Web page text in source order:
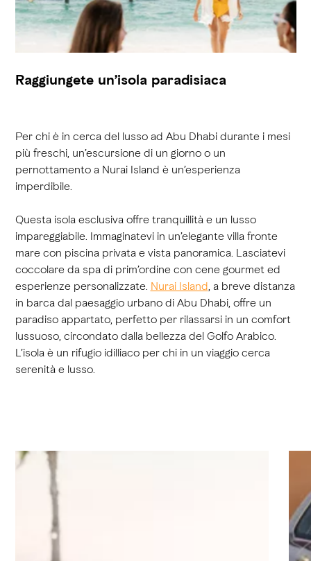
Raggiungete un’isola paradisiaca
Per chi è in cerca del lusso ad Abu Dhabi durante i mesi
più freschi, un’escursione di un giorno o un
pernottamento a Nurai Island è un’esperienza
imperdibile.
Questa isola esclusiva offre tranquillità e un lusso
impareggiabile. Immaginatevi in un’elegante villa fronte
mare con piscina privata e vista panoramica. Lasciatevi
coccolare da spa di prim’ordine con cene gourmet ed
esperienze personalizzate. Nurai Island , a breve distanza
in barca dal paesaggio urbano di Abu Dhabi, offre un
paradiso appartato, perfetto per rilassarsi in un comfort
lussuoso, circondato dalla bellezza del Golfo Arabico.
L’isola è un rifugio idilliaco per chi in un viaggio cerca
serenità e lusso.